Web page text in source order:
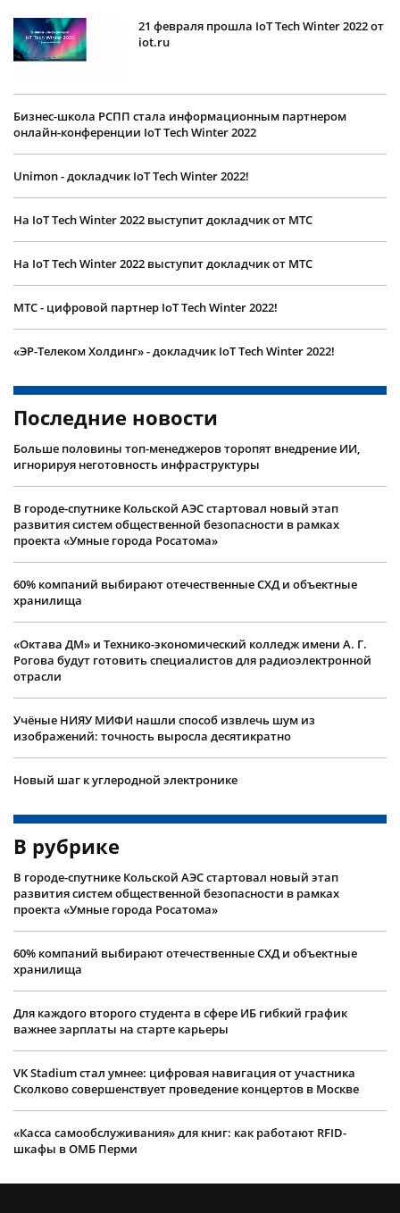
21 февраля прошла IoT Tech Winter 2022 от
iot.ru
Бизнес-школа РСПП стала информационным партнером
онлайн-конференции IoT Tech Winter 2022
Unimon - докладчик IoT Tech Winter 2022!
На IoT Tech Winter 2022 выступит докладчик от МТС
На IoT Tech Winter 2022 выступит докладчик от МТС
МТС - цифровой партнер IoT Tech Winter 2022!
«ЭР-Телеком Холдинг» - докладчик IoT Tech Winter 2022!
Последние новости
Больше половины топ-менеджеров торопят внедрение ИИ,
игнорируя неготовность инфраструктуры
В городе-спутнике Кольской АЭС стартовал новый этап
развития систем общественной безопасности в рамках
проекта «Умные города Росатома»
60% компаний выбирают отечественные СХД и объектные
хранилища
«Октава ДМ» и Технико-экономический колледж имени А. Г.
Рогова будут готовить специалистов для радиоэлектронной
отрасли
Учëные НИЯУ МИФИ нашли способ извлечь шум из
изображений: точность выросла десятикратно
Новый шаг к углеродной электронике
В рубрике
В городе-спутнике Кольской АЭС стартовал новый этап
развития систем общественной безопасности в рамках
проекта «Умные города Росатома»
60% компаний выбирают отечественные СХД и объектные
хранилища
Для каждого второго студента в сфере ИБ гибкий график
важнее зарплаты на старте карьеры
VK Stadium стал умнее: цифровая навигация от участника
Сколково совершенствует проведение концертов в Москве
«Касса самообслуживания» для книг: как работают RFID-
шкафы в ОМБ Перми